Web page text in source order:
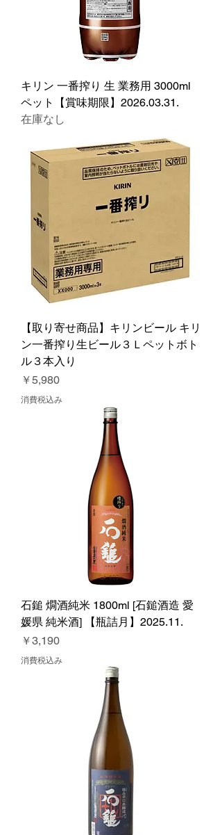
キリン 一番搾り 生 業務用 3000ml
ペット【賞味期限】2026.03.31.
在庫なし
【取り寄せ商品】キリンビール キリ
ン一番搾り生ビール３Ｌペットボト
ル３本入り
価格
￥5,980
消費税込み
石鎚 燗酒純米 1800ml [石鎚酒造 愛
媛県 純米酒] 【瓶詰月】2025.11.
価格
￥3,190
消費税込み